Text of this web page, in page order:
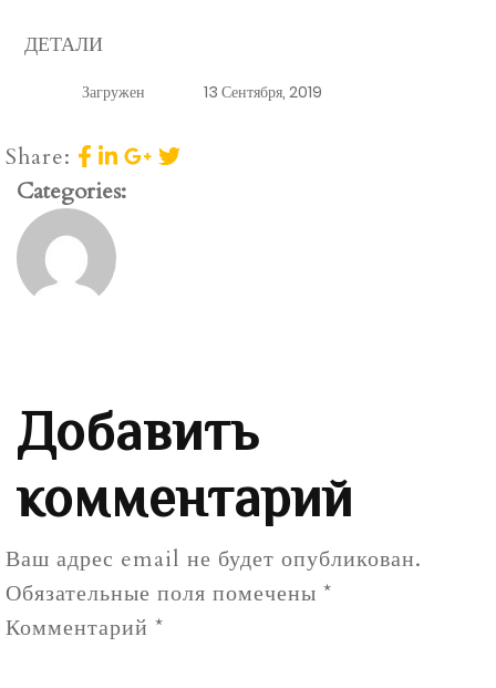
ДЕТАЛИ
Загружен 13 Сентября, 2019
Share:
Categories:
Добавить
комментарий
Ваш адрес email не будет опубликован.
Обязательные поля помечены *
Комментарий *